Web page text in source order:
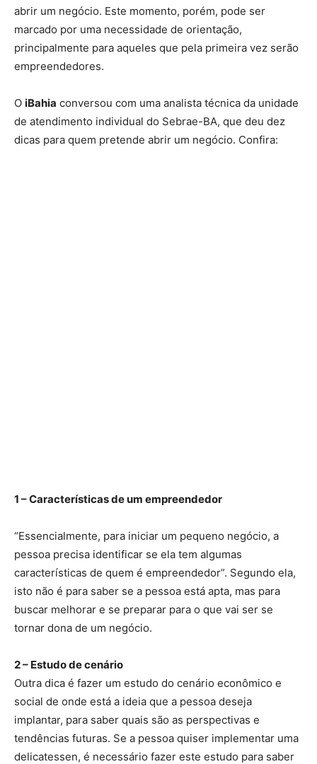
abrir um negócio. Este momento, porém, pode ser
marcado por uma necessidade de orientação,
principalmente para aqueles que pela primeira vez serão
empreendedores.
O iBahia conversou com uma analista técnica da unidade
de atendimento individual do Sebrae-BA, que deu dez
dicas para quem pretende abrir um negócio. Confira:
1 – Características de um empreendedor
“Essencialmente, para iniciar um pequeno negócio, a
pessoa precisa identificar se ela tem algumas
características de quem é empreendedor”. Segundo ela,
isto não é para saber se a pessoa está apta, mas para
buscar melhorar e se preparar para o que vai ser se
tornar dona de um negócio.
2 – Estudo de cenário
Outra dica é fazer um estudo do cenário econômico e
social de onde está a ideia que a pessoa deseja
implantar, para saber quais são as perspectivas e
tendências futuras. Se a pessoa quiser implementar uma
delicatessen, é necessário fazer este estudo para saber